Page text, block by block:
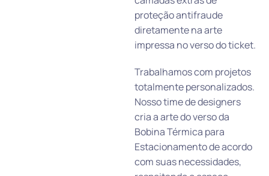
proteção antifraude
diretamente na arte
impressa no verso do ticket.
Trabalhamos com projetos
totalmente personalizados.
Nosso time de designers
cria a arte do verso da
Bobina Térmica para
Estacionamento de acordo
com suas necessidades,